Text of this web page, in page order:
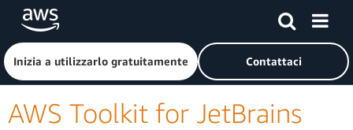
Passa al contenuto principale
Fai clic qui per tornare alla home page di Amazon Web
Inizia a utilizzarlo gratuitamente Contattaci
AWS Toolkit for JetBrains